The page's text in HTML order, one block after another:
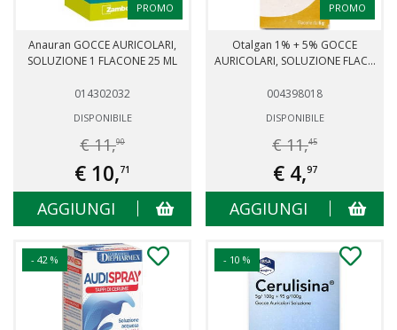
PROMO
Anauran GOCCE AURICOLARI,
SOLUZIONE 1 FLACONE 25 ML
014302032
DISPONIBILE
€ 11,90
€ 10,71
AGGIUNGI
PROMO
Otalgan 1% + 5% GOCCE
AURICOLARI, SOLUZIONE FLAC...
004398018
DISPONIBILE
€ 11,45
€ 4,97
AGGIUNGI
- 42 % - 10 %